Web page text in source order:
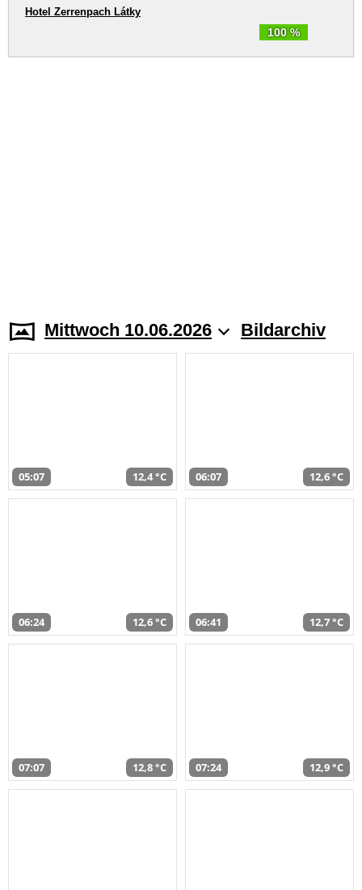
100 %
Hotel Zerrenpach Látky
Mittwoch 10.06.2026 Bildarchiv
05:07 12,4 °C 06:07 12,6 °C
06:24 12,6 °C 06:41 12,7 °C
07:07 12,8 °C 07:24 12,9 °C